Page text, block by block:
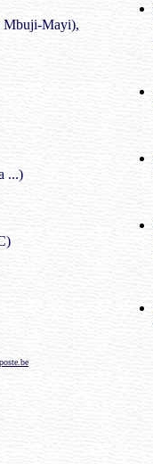
Mbuji-Mayi),
...)